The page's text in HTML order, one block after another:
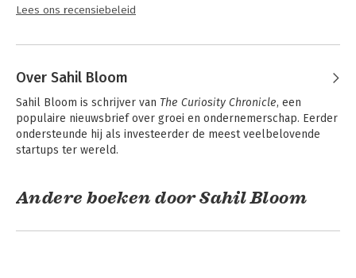
Lees ons recensiebeleid
Over Sahil Bloom
Sahil Bloom is schrijver van The Curiosity Chronicle, een
populaire nieuwsbrief over groei en ondernemerschap. Eerder
ondersteunde hij als investeerder de meest veelbelovende
startups ter wereld.
Andere boeken door Sahil Bloom